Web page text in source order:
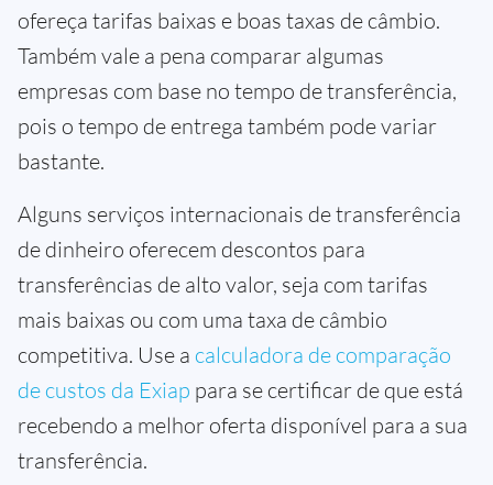
ofereça tarifas baixas e boas taxas de câmbio.
Também vale a pena comparar algumas
empresas com base no tempo de transferência,
pois o tempo de entrega também pode variar
bastante.
Alguns serviços internacionais de transferência
de dinheiro oferecem descontos para
transferências de alto valor, seja com tarifas
mais baixas ou com uma taxa de câmbio
competitiva. Use a calculadora de comparação
de custos da Exiap para se certificar de que está
recebendo a melhor oferta disponível para a sua
transferência.